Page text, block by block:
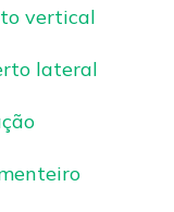
vertical
lateral